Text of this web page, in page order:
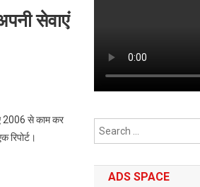
सेवाएं
2006 से काम कर
रिपोर्ट।
ADS SPACE